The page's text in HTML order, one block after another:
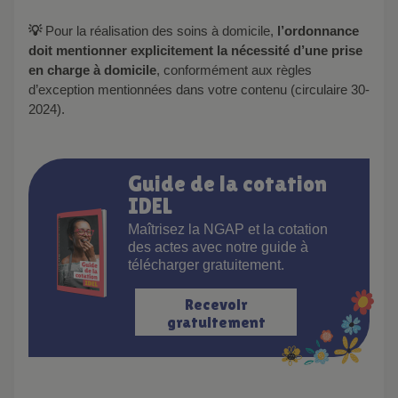
💡 Pour la réalisation des soins à domicile, l’ordonnance
doit mentionner explicitement la nécessité d’une prise
en charge à domicile, conformément aux règles
d’exception mentionnées dans votre contenu (circulaire 30-
2024).
Guide de la cotation
IDEL
Maîtrisez la NGAP et la cotation
des actes avec notre guide à
télécharger gratuitement.
Recevoir
gratuitement